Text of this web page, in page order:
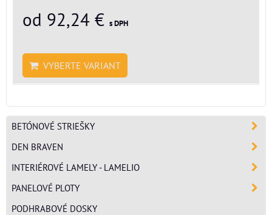
od 92,24 € s DPH
VYBERTE VARIANT
BETÓNOVÉ STRIEŠKY
DEN BRAVEN
INTERIÉROVÉ LAMELY - LAMELIO
PANELOVÉ PLOTY
PODHRABOVÉ DOSKY